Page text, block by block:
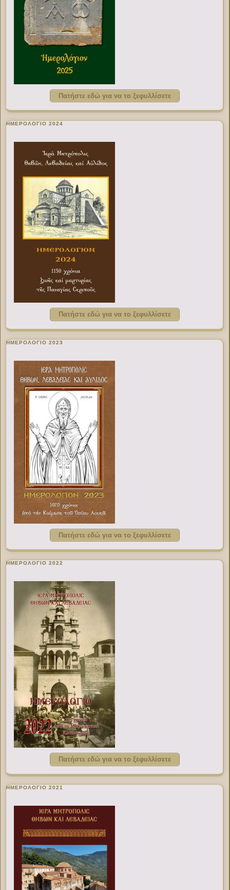
Πατήστε εδώ για να το ξεφυλλίσετε
ΗΜΕΡΟΛΟΓΙΟ 2024
Πατήστε εδώ για να το ξεφυλλίσετε
ΗΜΕΡΟΛΟΓΙΟ 2023
Πατήστε εδώ για να το ξεφυλλίσετε
ΗΜΕΡΟΛΟΓΙΟ 2022
Πατήστε εδώ για να το ξεφυλλίσετε
ΗΜΕΡΟΛΟΓΙΟ 2021